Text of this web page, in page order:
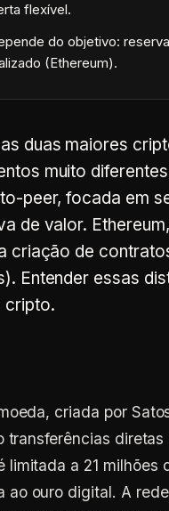
flexível.
do objetivo:
(Ethereum).
duas maiores
muito
peer, focada em
de valor.
criação de
Entender essas
cripto.
criada por
limitada a 21 milhões
ao ouro digital. A